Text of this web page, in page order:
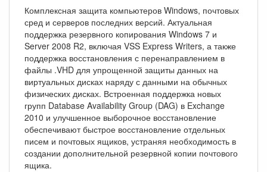
Комплексная защита компьютеров Windows, почтовых
сред и серверов последних версий. Актуальная
поддержка резервного копирования Windows 7 и
Server 2008 R2, включая VSS Express Writers, а также
поддержка восстановления с перенаправлением в
файлы .VHD для упрощенной защиты данных на
виртуальных дисках наряду с данными на обычных
физических дисках. Встроенная поддержка новых
групп Database Availability Group (DAG) в Exchange
2010 и улучшенное выборочное восстановление
обеспечивают быстрое восстановление отдельных
писем и почтовых ящиков, устраняя необходимость в
создании дополнительной резервной копии почтового
ящика.